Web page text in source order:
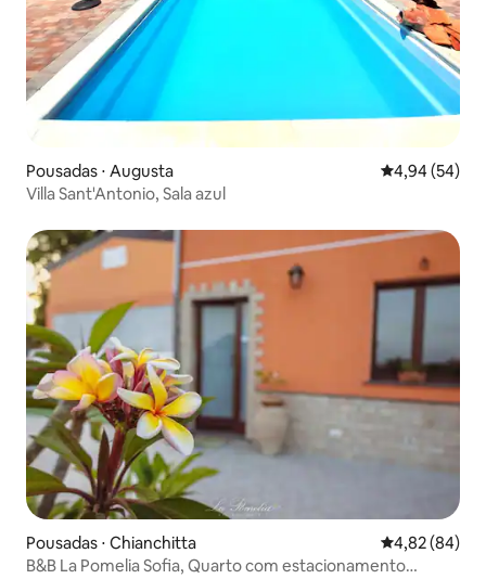
Pousadas ⋅ Augusta 4,94 de uma
4,94 (54)
Villa Sant'Antonio, Sala azul
Pousadas ⋅ Chianchitta 4,82 de uma
4,82 (84)
B&B La Pomelia Sofia, Quarto com estacionamento